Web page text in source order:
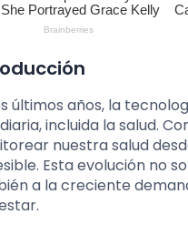
últimos años, la
incluida la salud.
nuestra salud
Esta evolución no
a la creciente